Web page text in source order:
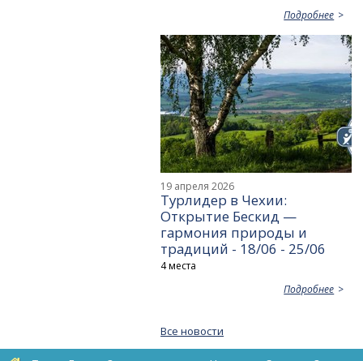
Подробнее
19 апреля 2026
Турлидер в Чехии:
Открытие Бескид —
гармония природы и
традиций - 18/06 - 25/06
4 места
Подробнее
Все новости